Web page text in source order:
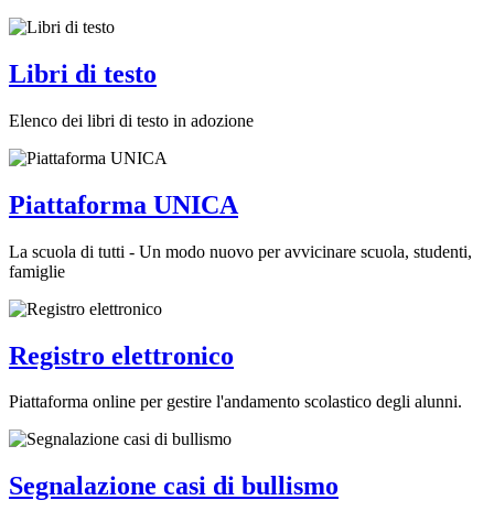
Libri di testo
Elenco dei libri di testo in adozione
Piattaforma UNICA
La scuola di tutti - Un modo nuovo per avvicinare scuola, studenti,
famiglie
Registro elettronico
Piattaforma online per gestire l'andamento scolastico degli alunni.
Segnalazione casi di bullismo